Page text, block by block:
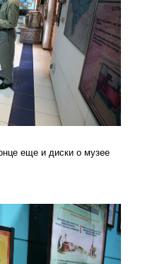
еще и диски о музее